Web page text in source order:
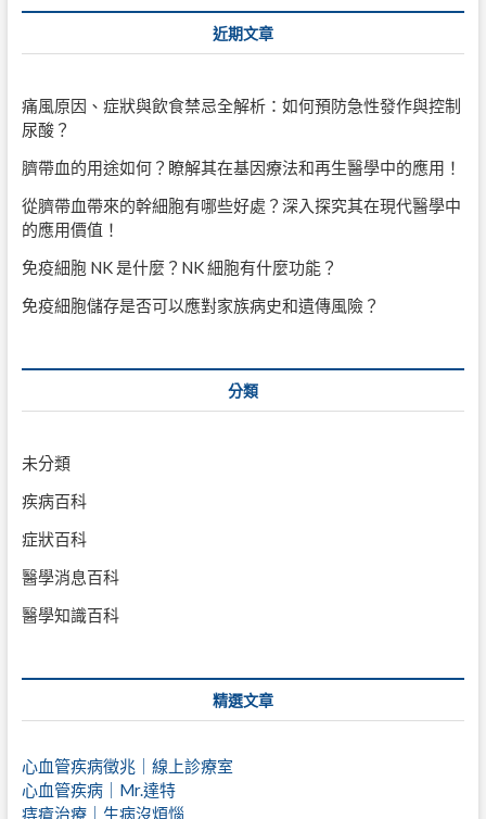
近期文章
痛風原因、症狀與飲食禁忌全解析：如何預防急性發作與控制
尿酸？
臍帶血的用途如何？瞭解其在基因療法和再生醫學中的應用！
從臍帶血帶來的幹細胞有哪些好處？深入探究其在現代醫學中
的應用價值！
免疫細胞 NK 是什麼？NK 細胞有什麼功能？
免疫細胞儲存是否可以應對家族病史和遺傳風險？
分類
未分類
疾病百科
症狀百科
醫學消息百科
醫學知識百科
精選文章
心血管疾病徵兆｜線上診療室
心血管疾病｜Mr.達特
痔瘡治療｜ 生病沒煩惱